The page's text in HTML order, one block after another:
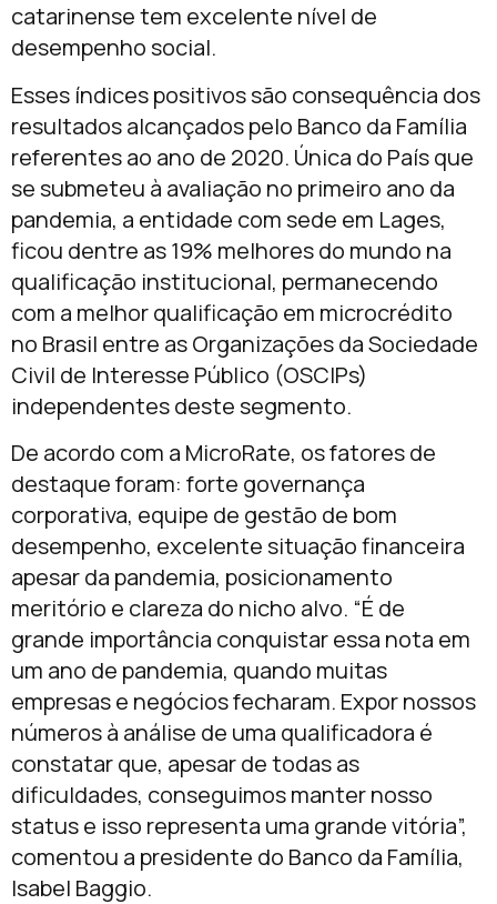
catarinense tem excelente nível de
desempenho social.
Esses índices positivos são consequência dos
resultados alcançados pelo Banco da Família
referentes ao ano de 2020. Única do País que
se submeteu à avaliação no primeiro ano da
pandemia, a entidade com sede em Lages,
ficou dentre as 19% melhores do mundo na
qualificação institucional, permanecendo
com a melhor qualificação em microcrédito
no Brasil entre as Organizações da Sociedade
Civil de Interesse Público (OSCIPs)
independentes deste segmento.
De acordo com a MicroRate, os fatores de
destaque foram: forte governança
corporativa, equipe de gestão de bom
desempenho, excelente situação financeira
apesar da pandemia, posicionamento
meritório e clareza do nicho alvo. “É de
grande importância conquistar essa nota em
um ano de pandemia, quando muitas
empresas e negócios fecharam. Expor nossos
números à análise de uma qualificadora é
constatar que, apesar de todas as
dificuldades, conseguimos manter nosso
status e isso representa uma grande vitória”,
comentou a presidente do Banco da Família,
Isabel Baggio.